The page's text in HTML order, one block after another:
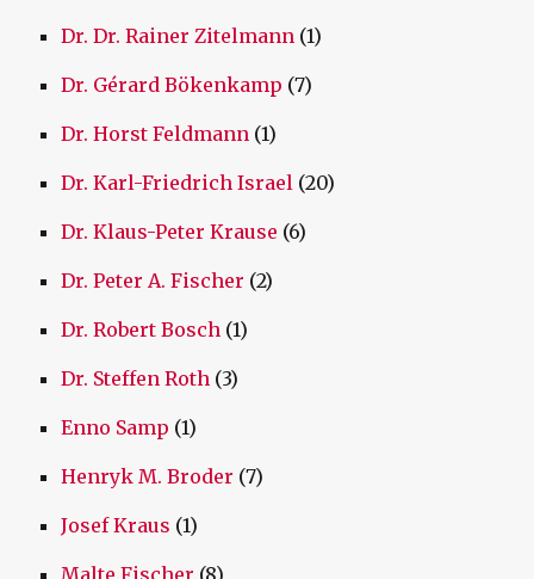
Dr. Dr. Rainer Zitelmann (1)
Dr. Gérard Bökenkamp (7)
Dr. Horst Feldmann (1)
Dr. Karl-Friedrich Israel (20)
Dr. Klaus-Peter Krause (6)
Dr. Peter A. Fischer (2)
Dr. Robert Bosch (1)
Dr. Steffen Roth (3)
Enno Samp (1)
Henryk M. Broder (7)
Josef Kraus (1)
Malte Fischer (8)